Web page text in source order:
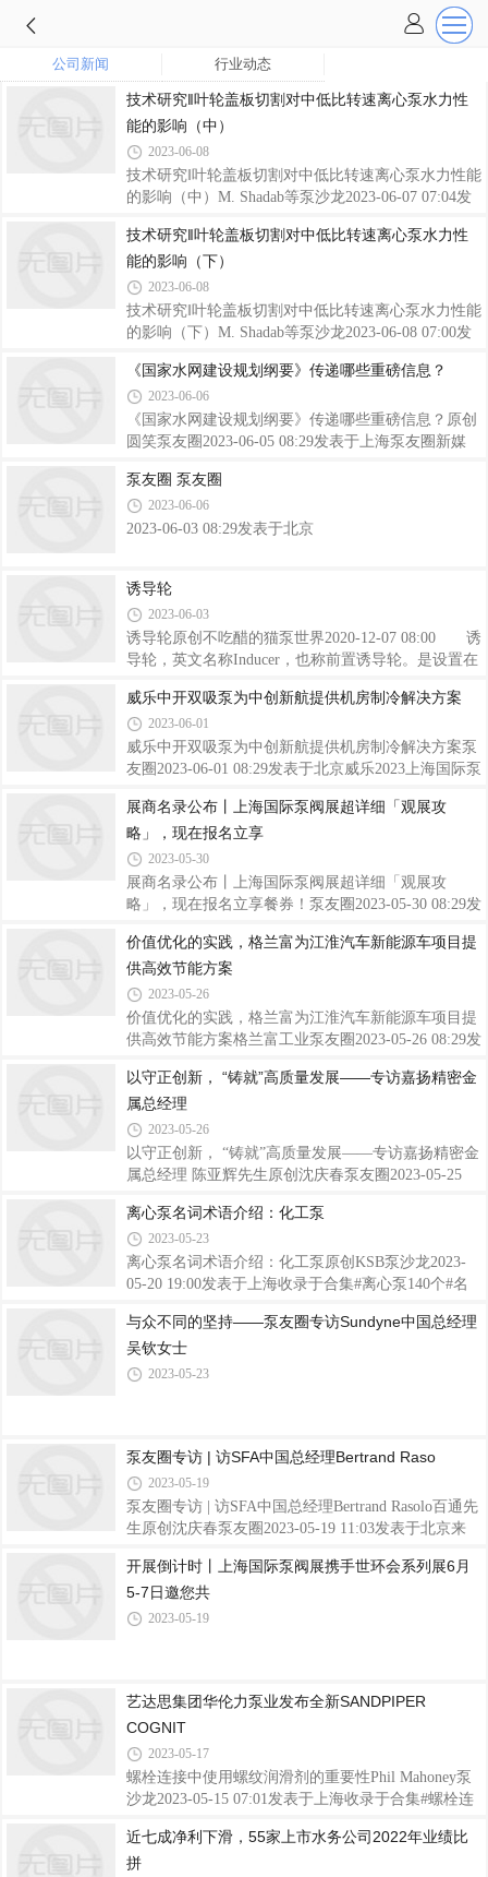
公司新闻 行业动态
技术研究‖叶轮盖板切割对中低比转速离心泵水力性
能的影响（中）
2023-06-08
技术研究‖叶轮盖板切割对中低比转速离心泵水力性能
的影响（中）M. Shadab等泵沙龙2023-06-07 07:04发
泵3个#叶轮盖板切割3个#水力性能影响3个上接：技
术研究‖叶轮盖板切割对中低比转速离心泵水力性能的
影响（上）4. 数值模拟4.1 控制方程由于涡轮机械流
场被称为最复杂的湍流流场之一，因此选择合适的模
型进行湍流建模和求解Navier-Stokes方程具有重要意
【Rynolds averaged Navier–Stokes（RANS）】以及湍
流模型的描述，可以在附录2中找到（Alemi
技术研究‖叶轮盖板切割对中低比转速离心泵水力性
能的影响（下）
2023-06-08
技术研究‖叶轮盖板切割对中低比转速离心泵水力性能
的影响（下）M. Shadab等泵沙龙2023-06-08 07:00发
泵3个#叶轮盖板切割3个#水力性能影响3个上接：技
术研究‖叶轮盖板切割对中低比转速离心泵水力性能的
影响（中）6. 数值研究6.1 水力性能分析图13(a)和(b)
显示了两种泵(Ns= 10和24) 的不同情况下、不同流量
板进行切割，扬程也会有所降低（采用PIST方法，叶
轮轮毂直径和外叶片的直径保持不变）。最高扬程值
是由未切割的叶轮（原始叶轮）在满负
《国家水网建设规划纲要》传递哪些重磅信息？
2023-06-06
《国家水网建设规划纲要》传递哪些重磅信息？原创
圆笑泵友圈2023-06-05 08:29发表于上海泵友圈新媒
看展 | 格兰富市政供水解决方案视频号泵友圈新媒
体，已结束直播，可观看回放观看回放威乐2023上海
国际泵阀展新品发布会视频号泵友圈新媒体，将在06
中央、国务院印发《国家水网建设规划纲要》（以下
简称《规划纲要》）。《规划纲要》的出台颁布，是
我国水利发展史上具有重要里程碑意义的大事
泵友圈 泵友圈
2023-06-06
2023-06-03 08:29发表于北京
诱导轮
2023-06-03
诱导轮原创不吃醋的猫泵世界2020-12-07 08:00 诱
导轮，英文名称Inducer，也称前置诱导轮。是设置在
叶轮。其作用是降低离心泵的必需汽蚀余量
（NPSHR）。
威乐中开双吸泵为中创新航提供机房制冷解决方案
2023-06-01
威乐中开双吸泵为中创新航提供机房制冷解决方案泵
友圈2023-06-01 08:29发表于北京威乐2023上海国际泵
05日 14:00 直播预约威乐2023上海国际泵阀展新品发
布会视频号作为全球领先的新能源科技企业，中创新
航致力于成为能源价值创造者，构建全方位能源运营
体系。截至2022年，其装机量位列全国第三位、全球
排名第七位，是行业内近年来增长速度最快的动力电
肥等地均建有工厂。动力机房作为维系整个厂区安全
运行的中控室，需要大型冷水机组全天候2
展商名录公布丨上海国际泵阀展超详细「观展攻
略」，现在报名立享
2023-05-30
展商名录公布丨上海国际泵阀展超详细「观展攻
略」，现在报名立享餐券！泵友圈2023-05-30 08:29发
于6月5日在上海国家会展中心蓄势再出发。威乐、安
德里茨、戴博、代斯米、伯尔梅特、冠龙、添理仕等
1,200多家优质品牌将齐聚申城，集中展示泵、阀门、
管道/管接件、智慧供水设备、执行机构、泵管阀配套
设备、电机、直饮水系统等产品及技术解决方案。上
规模将达到60,000平米，50,000多名专业观众莅临参
观。↑↑往届现场↑↑提前预登记更快入场现在
价值优化的实践，格兰富为江淮汽车新能源车项目提
供高效节能方案
2023-05-26
价值优化的实践，格兰富为江淮汽车新能源车项目提
供高效节能方案格兰富工业泵友圈2023-05-26 08:29发
革。随着能源革命和新材料、新技术的不断突破，汽
车产业加快向新能源转型。江淮汽车集团安庆分公司
是江汽集团在新能源产业重要布局。2022年8月，安
庆分公司二期项目——年产10万辆新能源乘用车迁建
项目投入建设[1]。该项目投产后，可实现双班年产20
端服务为汽车工业水应用提供全线解决方案汽车涂装
车间的“御水”大师在汽车的制造工艺中，水扮
以守正创新， “铸就”高质量发展——专访嘉扬精密金
属总经理
2023-05-26
以守正创新， “铸就”高质量发展——专访嘉扬精密金
属总经理 陈亚辉先生原创沈庆春泵友圈2023-05-25
品、铸诚信、铸进步”的理念，以“熔铸金属精华，光
大中国制造，助推工业文明”为使命，嘉扬公司在硅
溶胶型壳精密铸造的领域里深耕细作，为基础工业以
及广大客户提供高质量的零件和高标准的服务，并不
离心泵名词术语介绍：化工泵
2023-05-23
离心泵名词术语介绍：化工泵原创KSB泵沙龙2023-
05-20 19:00发表于上海收录于合集#离心泵140个#名
词汇，离心泵行业也不例外。每个与泵打交道的销售
人员、工程师、最终用户和维护人员都需要了解许多
术语。如果你希望成为一名称职的泵行业专业人士，
性、挥发性、爆炸性、有毒、受污染和特别有价值的
液体。出于这个原因，过流部件由耐腐蚀的金属和非
与众不同的坚持——泵友圈专访Sundyne中国总经理
吴钦女士
2023-05-23
泵友圈专访 | 访SFA中国总经理Bertrand Raso
2023-05-19
泵友圈专访 | 访SFA中国总经理Bertrand Rasolo百通先
生原创沈庆春泵友圈2023-05-19 11:03发表于北京来
供热展上人头攒动，SFA中国也积极参与其中，展台
现场气氛火热。不管是在专业领域还是家用环境中，
SFA都能带着技术产品和便于实施的全套解决方案引
通先生泵友圈：SFA目前在中国的业务发展情况是怎
样的？百通先生：SFA是一家法国集团公司
开展倒计时丨上海国际泵阀展携手世环会系列展6月
5-7日邀您共
2023-05-19
艺达思集团华伦力泵业发布全新SANDPIPER
COGNIT
2023-05-17
螺栓连接中使用螺纹润滑剂的重要性Phil Mahoney泵
沙龙2023-05-15 07:01发表于上海收录于合集#螺栓连
下运行你的汽车发动机吗？在不使用适当的螺纹润滑
剂的情况下组装螺栓连接是一种类似的情况。螺纹润
近七成净利下滑，55家上市水务公司2022年业绩比
拼